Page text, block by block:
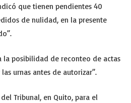
que tienen pendientes 40
de nulidad, en la presente
la posibilidad de reconteo de actas
urnas antes de autorizar”.
Tribunal, en Quito, para el